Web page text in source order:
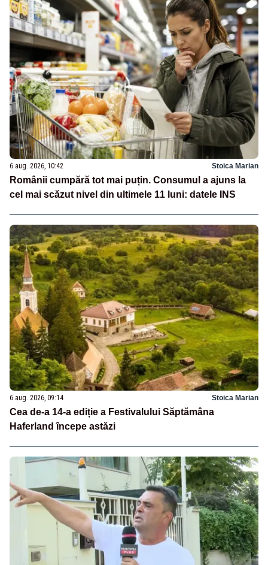
6 aug. 2026, 10:42 Stoica Marian
Românii cumpără tot mai puțin. Consumul a ajuns la
cel mai scăzut nivel din ultimele 11 luni: datele INS
6 aug. 2026, 09:14 Stoica Marian
Cea de-a 14-a ediție a Festivalului Săptămâna
Haferland începe astăzi